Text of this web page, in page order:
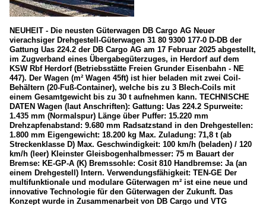
NEUHEIT - Die neusten Güterwagen DB Cargo AG Neuer
vierachsiger Drehgestell-Güterwagen 31 80 9300 177-0 D-DB der
Gattung Uas 224.2 der DB Cargo AG am 17 Februar 2025 abgestellt,
im Zugverband eines Übergabegüterzuges, in Herdorf auf dem
KSW Rbf Herdorf (Betriebsstätte Freien Grunder Eisenbahn - NE
447). Der Wagen (m² Wagen 45ft) ist hier beladen mit zwei Coil-
Behältern (20-Fuß-Container), welche bis zu 3 Blech-Coils mit
einem Gesamtgewicht bis zu 30 t aufnehmen kann. TECHNISCHE
DATEN Wagen (laut Anschriften): Gattung: Uas 224.2 Spurweite:
1.435 mm (Normalspur) Länge über Puffer: 15.220 mm
Drehzapfenabstand: 9.680 mm Radsatzstand in den Drehgestellen:
1.800 mm Eigengewicht: 18.200 kg Max. Zuladung: 71,8 t (ab
Streckenklasse D) Max. Geschwindigkeit: 100 km/h (beladen) / 120
km/h (leer) Kleinster Gleisbogenhalbmesser: 75 m Bauart der
Bremse: KE-GP-A (K) Bremssohle: Cosit 810 Handbremse: Ja (an
einem Drehgestell) Intern. Verwendungsfähigkeit: TEN-GE Der
multifunktionale und modulare Güterwagen m² ist eine neue und
innovative Technologie für den Güterwagen der Zukunft. Das
Konzept wurde in Zusammenarbeit von DB Cargo und VTG